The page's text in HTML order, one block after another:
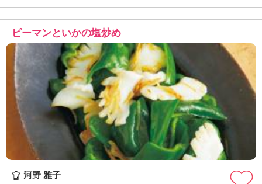
ピーマンといかの塩炒め
河野 雅子